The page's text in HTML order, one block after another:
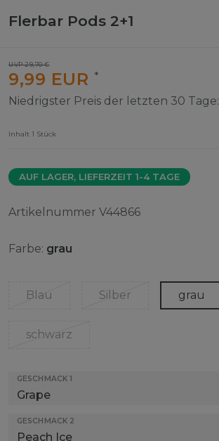
Flerbar Pods 2+1
UVP 29,70 €
9,99 EUR *
Niedrigster Preis der letzten 30 Tage:
Inhalt 1 Stück
AUF LAGER, LIEFERZEIT 1-4 TAGE
Artikelnummer V44866
Farbe: grau
Blau Silber grau
schwarz
GESCHMACK 1
GESCHMACK 2